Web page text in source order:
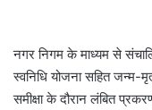
नगर निगम के माध्यम से
स्वनिधि योजना सहित जन्म-
समीक्षा के दौरान लंबित